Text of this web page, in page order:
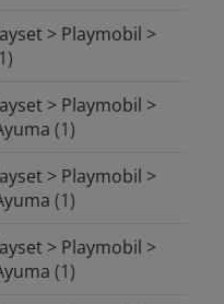
> Playmobil >
> Playmobil >
(1)
> Playmobil >
(1)
> Playmobil >
(1)